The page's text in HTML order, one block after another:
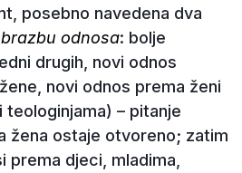
posebno navedena dva
odnosa: bolje
drugih, novi odnos
novi odnos prema ženi
– pitanje
žena ostaje otvoreno; zatim
prema djeci, mladima,